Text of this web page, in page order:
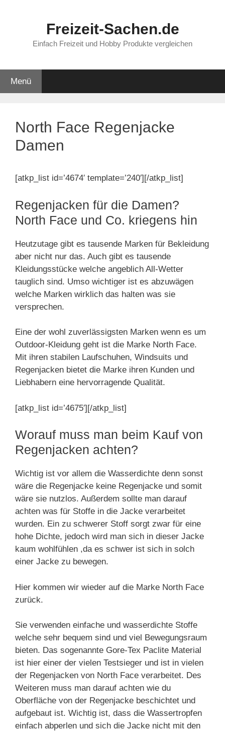
Freizeit-Sachen.de
Einfach Freizeit und Hobby Produkte vergleichen
Menü
North Face Regenjacke
Damen
[atkp_list id=’4674′ template=’240′][/atkp_list]
Regenjacken für die Damen?
North Face und Co. kriegens hin
Heutzutage gibt es tausende Marken für Bekleidung
aber nicht nur das. Auch gibt es tausende
Kleidungsstücke welche angeblich All-Wetter
tauglich sind. Umso wichtiger ist es abzuwägen
welche Marken wirklich das halten was sie
versprechen.
Eine der wohl zuverlässigsten Marken wenn es um
Outdoor-Kleidung geht ist die Marke North Face.
Mit ihren stabilen Laufschuhen, Windsuits und
Regenjacken bietet die Marke ihren Kunden und
Liebhabern eine hervorragende Qualität.
[atkp_list id=’4675′][/atkp_list]
Worauf muss man beim Kauf von
Regenjacken achten?
Wichtig ist vor allem die Wasserdichte denn sonst
wäre die Regenjacke keine Regenjacke und somit
wäre sie nutzlos. Außerdem sollte man darauf
achten was für Stoffe in die Jacke verarbeitet
wurden. Ein zu schwerer Stoff sorgt zwar für eine
hohe Dichte, jedoch wird man sich in dieser Jacke
kaum wohlfühlen ,da es schwer ist sich in solch
einer Jacke zu bewegen.
Hier kommen wir wieder auf die Marke North Face
zurück.
Sie verwenden einfache und wasserdichte Stoffe
welche sehr bequem sind und viel Bewegungsraum
bieten. Das sogenannte Gore-Tex Paclite Material
ist hier einer der vielen Testsieger und ist in vielen
der Regenjacken von North Face verarbeitet. Des
Weiteren muss man darauf achten wie du
Oberfläche von der Regenjacke beschichtet und
aufgebaut ist. Wichtig ist, dass die Wassertropfen
einfach abperlen und sich die Jacke nicht mit den